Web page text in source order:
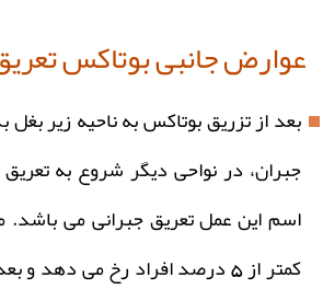
عوارض جانبی بوتاکس
بعد از تزریق بوتاکس به ناحیه زیر
جبران، در نواحی دیگر شروع به
اسم این عمل تعریق جبرانی می باشد.
کمتر از 5 درصد افراد رخ می دهد